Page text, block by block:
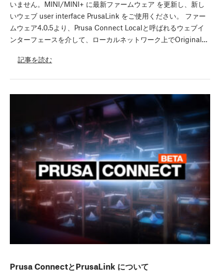
いません。MINI/MINI+ に最新ファームウェア を更新し、新し
いウェブ user interface PrusaLink をご使用ください。 ファー
ムウェア4.0.5より、Prusa Connect Localと呼ばれるウェブイ
ンターフェースを介して、ローカルネットワーク上でOriginal…
記事を読む
Prusa ConnectとPrusaLink について